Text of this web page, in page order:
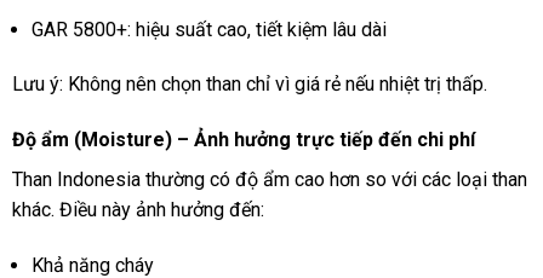
GAR 5800+: hiệu suất cao, tiết kiệm lâu dài
Lưu ý: Không nên chọn than chỉ vì giá rẻ nếu nhiệt trị thấp.
Độ ẩm (Moisture) – Ảnh hưởng trực tiếp đến chi phí
Than Indonesia thường có độ ẩm cao hơn so với các loại than
khác. Điều này ảnh hưởng đến:
Khả năng cháy